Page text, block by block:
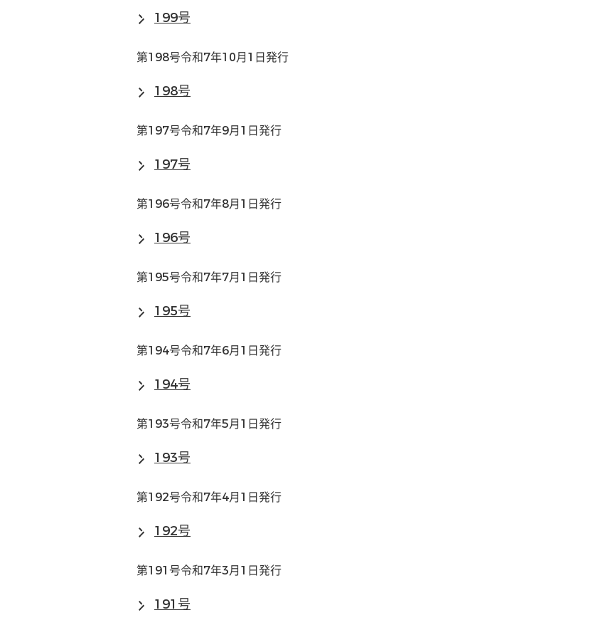
199号
第198号令和7年10月1日発行
198号
第197号令和7年9月1日発行
197号
第196号令和7年8月1日発行
196号
第195号令和7年7月1日発行
195号
第194号令和7年6月1日発行
194号
第193号令和7年5月1日発行
193号
第192号令和7年4月1日発行
192号
第191号令和7年3月1日発行
191号